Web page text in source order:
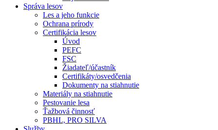
Správa lesov
Les a jeho funkcie
Ochrana prírody
Certifikácia lesov
Úvod
PEFC
FSC
Žiadateľ/účastník
Certifikáty/osvedčenia
Dokumenty na stiahnutie
Materiály na stiahnutie
Pestovanie lesa
Ťažbová činnosť
PBHL, PRO SILVA